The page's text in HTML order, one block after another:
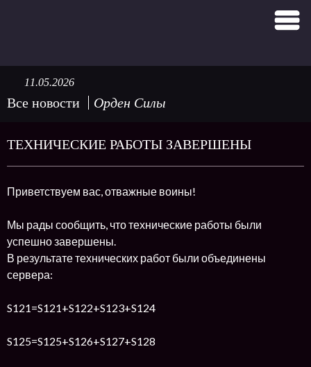
Все новости Орден Силы
11.05.2026
ТЕХНИЧЕСКИЕ РАБОТЫ ЗАВЕРШЕНЫ
Приветствуем вас, отважные воины!
Мы рады сообщить, что технические работы были
успешно завершены.
В результате технических работ были объединены
сервера:
S121=S121+S122+S123+S124
S125=S125+S126+S127+S128